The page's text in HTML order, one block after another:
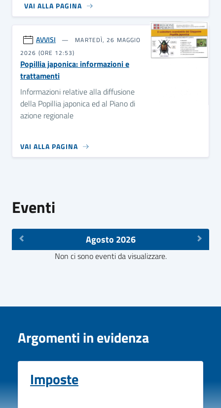
VAI ALLA PAGINA
AVVISI
MARTEDÌ, 26 MAGGIO
2026 (ORE 12:53)
Popillia japonica: informazioni e
trattamenti
Informazioni relative alla diffusione
della Popillia japonica ed al Piano di
azione regionale
VAI ALLA PAGINA
Eventi
Agosto 2026
Non ci sono eventi da visualizzare.
Argomenti in evidenza
Imposte